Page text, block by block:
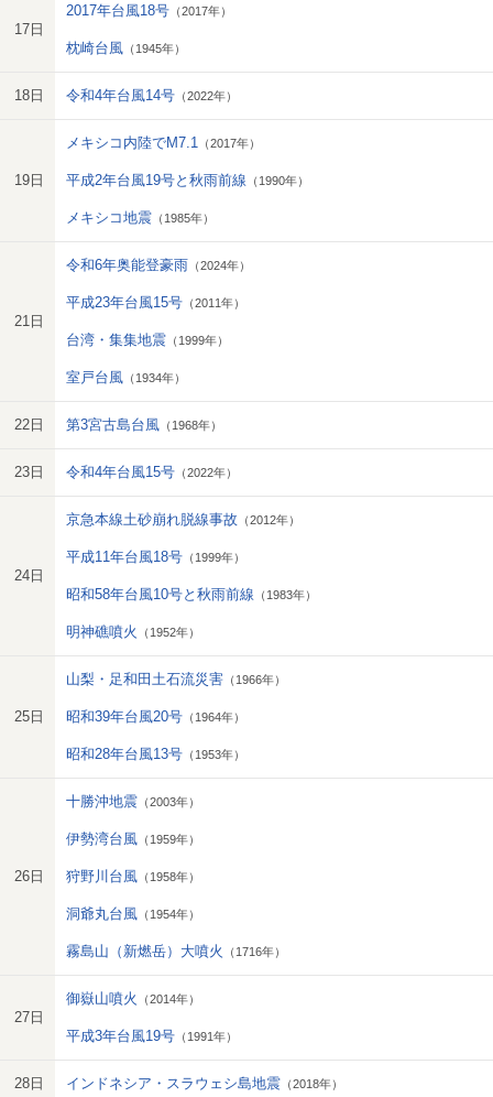
17日
2017年台風18号 （2017年）
枕崎台風 （1945年）
18日 令和4年台風14号 （2022年）
19日
メキシコ内陸でM7.1 （2017年）
平成2年台風19号と秋雨前線 （1990年）
メキシコ地震 （1985年）
21日
令和6年奥能登豪雨 （2024年）
平成23年台風15号 （2011年）
台湾・集集地震 （1999年）
室戸台風 （1934年）
22日 第3宮古島台風 （1968年）
23日 令和4年台風15号 （2022年）
24日
京急本線土砂崩れ脱線事故 （2012年）
平成11年台風18号 （1999年）
昭和58年台風10号と秋雨前線 （1983年）
明神礁噴火 （1952年）
25日
山梨・足和田土石流災害 （1966年）
昭和39年台風20号 （1964年）
昭和28年台風13号 （1953年）
26日
十勝沖地震 （2003年）
伊勢湾台風 （1959年）
狩野川台風 （1958年）
洞爺丸台風 （1954年）
霧島山（新燃岳）大噴火 （1716年）
27日
御嶽山噴火 （2014年）
平成3年台風19号 （1991年）
28日 インドネシア・スラウェシ島地震 （2018年）